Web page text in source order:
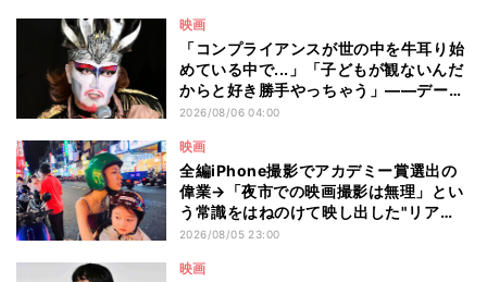
映画
「コンプライアンスが世の中を牛耳り始
めている中で...」「子どもが観ないんだ
からと好き勝手やっちゃう」――デーモ
ン閣下が語る映画『レディ・オア・ノッ
2026/08/06 04:00
映画
全編iPhone撮影でアカデミー賞選出の
偉業→「夜市での映画撮影は無理」とい
う常識をはねのけて映し出した"リア
ル"とは――ツォウ監督が語る映画『左
2026/08/05 23:00
映画